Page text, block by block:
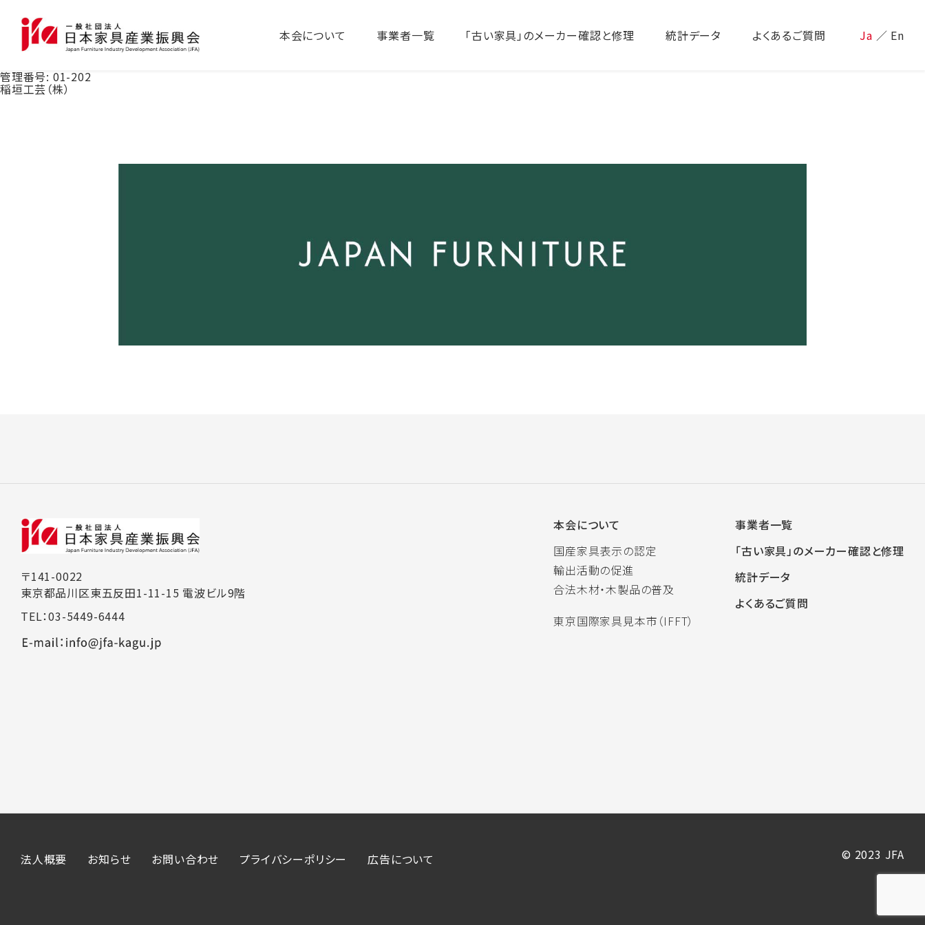
本会について 事業者一覧 「古い家具」のメーカー確認と修理 統計データ よくあるご質問 Ja ／ En
管理番号: 01-202
稲垣工芸（株）
〒141-0022
東京都品川区東五反田1-11-15 電波ビル9階
TEL：03-5449-6444
本会について
国産家具表示の認定
輸出活動の促進
合法木材・木製品の普及
東京国際家具見本市（IFFT）
事業者一覧
「古い家具」のメーカー確認と修理
統計データ
よくあるご質問
法人概要 お知らせ お問い合わせ プライバシーポリシー 広告について © 2023 JFA